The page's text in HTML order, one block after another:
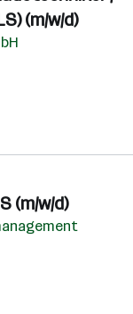
(m/w/d)
(m/w/d)